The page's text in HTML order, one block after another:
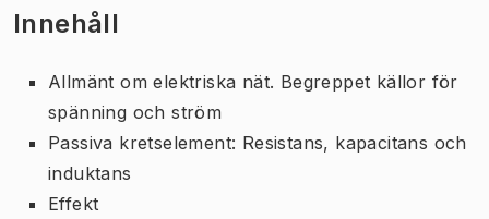
Innehåll
Allmänt om elektriska nät. Begreppet källor för
spänning och ström
Passiva kretselement: Resistans, kapacitans och
induktans
Effekt